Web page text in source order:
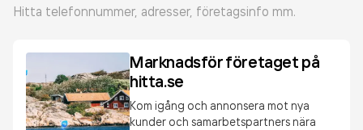
Hitta telefonnummer, adresser, företagsinfo mm.
Marknadsför företaget på
hitta.se
Kom igång och annonsera mot nya
kunder och samarbetspartners nära